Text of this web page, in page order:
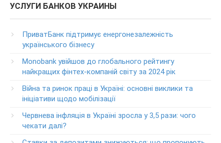
+38-056-716-11-31
клиентов ПриватБанка
Колл центр: 3700
Круглосуточный телефон поддержки VIP­-клиентов
ПриватБанка
+38-056-716-12-12
+38-073-900-00-02
УСЛУГИ БАНКОВ УКРАИНЫ
ПриватБанк підтримує енергонезалежність
українського бізнесу
Monobank увійшов до глобального рейтингу
найкращих фінтех-компаній світу за 2024 рік
Війна та ринок праці в Україні: основні виклики та
ініціативи щодо мобілізації
Червнева інфляція в Україні зросла у 3,5 рази: чого
чекати далі?